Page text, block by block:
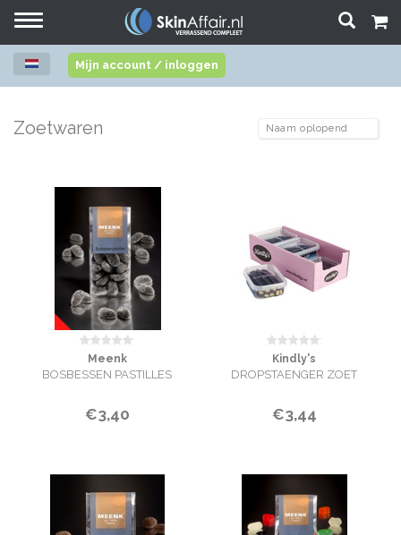
Toggle
Mijn account / inloggen
Zoetwaren
Meenk
BOSBESSEN PASTILLES
€3,40
Kindly's
DROPSTAENGER ZOET
€3,44